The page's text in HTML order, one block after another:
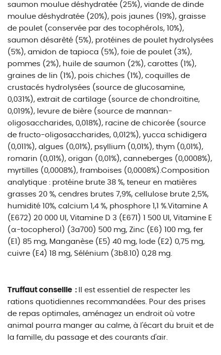
saumon moulue déshydratée (25%), viande de dinde
moulue déshydratée (20%), pois jaunes (19%), graisse
de poulet (conservée par des tocophérols, 10%),
saumon désarêté (5%), protéines de poulet hydrolysées
(5%), amidon de tapioca (5%), foie de poulet (3%),
pommes (2%), huile de saumon (2%), carottes (1%),
graines de lin (1%), pois chiches (1%), coquilles de
crustacés hydrolysées (source de glucosamine,
0,031%), extrait de cartilage (source de chondroïtine,
0,019%), levure de bière (source de mannan-
oligosaccharides, 0,018%), racine de chicorée (source
de fructo-oligosaccharides, 0,012%), yucca schidigera
(0,011%), algues (0,01%), psyllium (0,01%), thym (0,01%),
romarin (0,01%), origan (0,01%), canneberges (0,0008%),
myrtilles (0,0008%), framboises (0,0008%).Composition
analytique : protéine brute 38 %, teneur en matières
grasses 20 %, cendres brutes 7,9%, cellulose brute 2,5%,
humidité 10%, calcium 1,4 %, phosphore 1,1 %.Vitamine A
(E672) 20 000 UI, Vitamine D 3 (E671) 1 500 UI, Vitamine E
(α-tocopherol) (3a700) 500 mg, Zinc (E6) 100 mg, fer
(E1) 85 mg, Manganèse (E5) 40 mg, Iode (E2) 0,75 mg,
cuivre (E4) 18 mg, Sélénium (3b8.10) 0,28 mg.
Truffaut conseille :
Il est essentiel de respecter les
rations quotidiennes recommandées. Pour des prises
de repas optimales, aménagez un endroit où votre
animal pourra manger au calme, à l'écart du bruit et de
la famille, du passage et des courants d'air.